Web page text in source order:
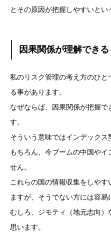
とその原因が把握しやすいとい
因果関係が理解でき
私のリスク管理の考え方のひと
る事があります。
なぜならば、因果関係が把握
す。
そういう意味ではインデックス
もちろん、今ブームの中国や
せん。
これらの国の情報収集をしやす
ますが、そうでない方には容易
むしろ、ジモティ（地元志向）
思います。